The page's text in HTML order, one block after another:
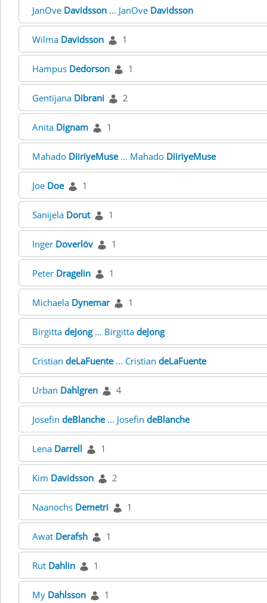
JanOve Davidsson ... JanOve Davidsson
Wilma Davidsson 1
Hampus Dedorson 1
Gentijana Dibrani 2
Anita Dignam 1
Mahado DiiriyeMuse... Mahado DiiriyeMuse
Joe Doe 1
Sanijela Dorut 1
Inger Doverlöv 1
Peter Dragelin 1
Michaela Dynemar 1
Birgitta deJong... Birgitta deJong
Cristian deLaFuente... Cristian deLaFuente
Urban Dahlgren 4
Josefin deBlanche... Josefin deBlanche
Lena Darrell 1
Kim Davidsson 2
Naanochs Demetri 1
Awat Derafsh 1
Rut Dahlin 1
My Dahlsson 1